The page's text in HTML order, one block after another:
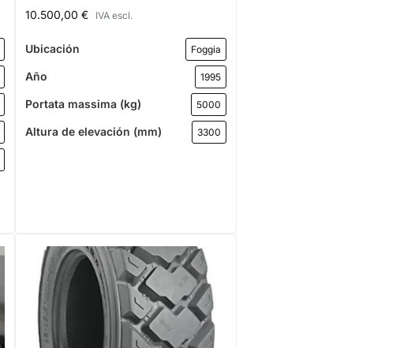
10.500,00€ IVA escl.
Ubicación Foggia
Año 1995
Portata massima (kg) 5000
Altura de elevación (mm) 3300